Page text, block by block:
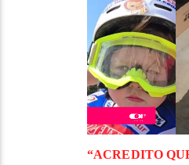
“ACREDITO